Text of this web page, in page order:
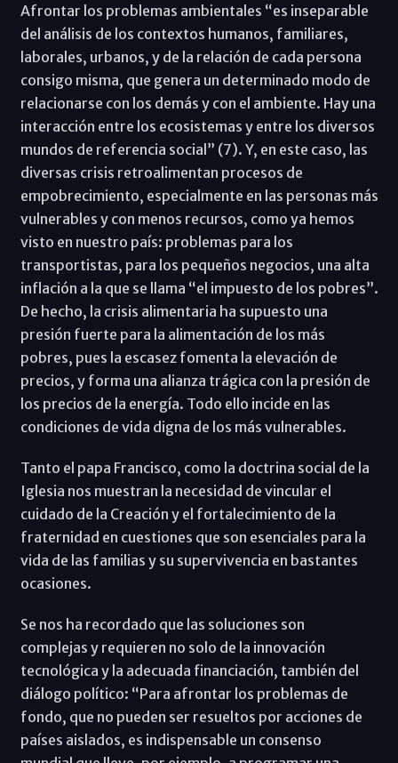
Afrontar los problemas ambientales “es inseparable
del análisis de los contextos humanos, familiares,
laborales, urbanos, y de la relación de cada persona
consigo misma, que genera un determinado modo de
relacionarse con los demás y con el ambiente. Hay una
interacción entre los ecosistemas y entre los diversos
mundos de referencia social” (7). Y, en este caso, las
diversas crisis retroalimentan procesos de
empobrecimiento, especialmente en las personas más
vulnerables y con menos recursos, como ya hemos
visto en nuestro país: problemas para los
transportistas, para los pequeños negocios, una alta
inflación a la que se llama “el impuesto de los pobres”.
De hecho, la crisis alimentaria ha supuesto una
presión fuerte para la alimentación de los más
pobres, pues la escasez fomenta la elevación de
precios, y forma una alianza trágica con la presión de
los precios de la energía. Todo ello incide en las
condiciones de vida digna de los más vulnerables.
Tanto el papa Francisco, como la doctrina social de la
Iglesia nos muestran la necesidad de vincular el
cuidado de la Creación y el fortalecimiento de la
fraternidad en cuestiones que son esenciales para la
vida de las familias y su supervivencia en bastantes
ocasiones.
Se nos ha recordado que las soluciones son
complejas y requieren no solo de la innovación
tecnológica y la adecuada financiación, también del
diálogo político: “Para afrontar los problemas de
fondo, que no pueden ser resueltos por acciones de
países aislados, es indispensable un consenso